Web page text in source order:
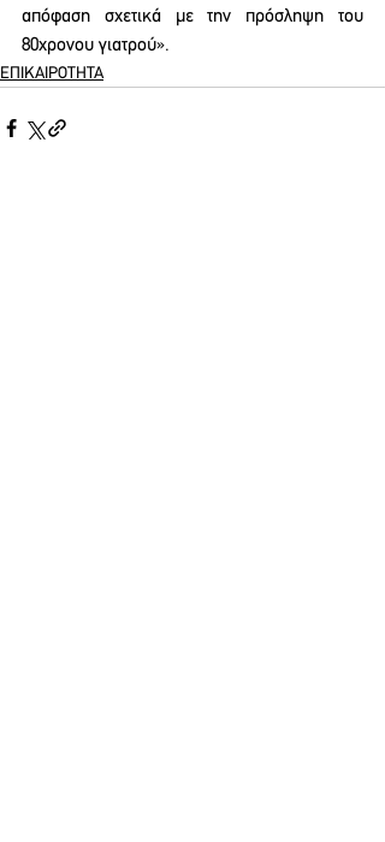
απόφαση σχετικά με την πρόσληψη του
80χρονου γιατρού».
ΕΠΙΚΑΙΡΟΤΗΤΑ